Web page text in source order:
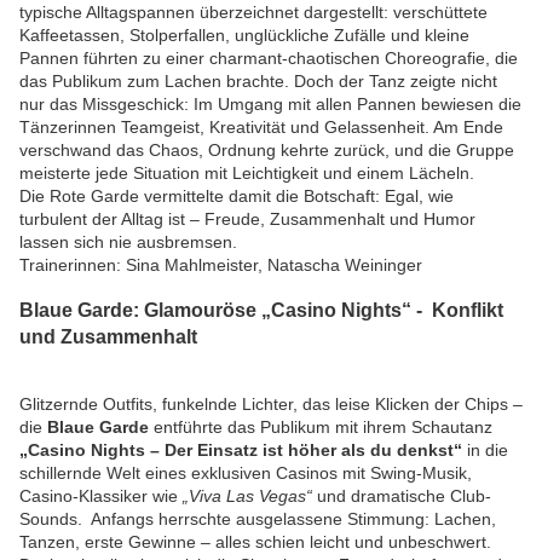
typische Alltagspannen überzeichnet dargestellt: verschüttete
Kaffeetassen, Stolperfallen, unglückliche Zufälle und kleine
Pannen führten zu einer charmant-chaotischen Choreografie, die
das Publikum zum Lachen brachte. Doch der Tanz zeigte nicht
nur das Missgeschick: Im Umgang mit allen Pannen bewiesen die
Tänzerinnen Teamgeist, Kreativität und Gelassenheit. Am Ende
verschwand das Chaos, Ordnung kehrte zurück, und die Gruppe
meisterte jede Situation mit Leichtigkeit und einem Lächeln.
Die Rote Garde vermittelte damit die Botschaft: Egal, wie
turbulent der Alltag ist – Freude, Zusammenhalt und Humor
lassen sich nie ausbremsen.
Trainerinnen: Sina Mahlmeister, Natascha Weininger
Blaue Garde: Glamouröse „Casino Nights“ - Konflikt
und Zusammenhalt
Glitzernde Outfits, funkelnde Lichter, das leise Klicken der Chips –
die Blaue Garde entführte das Publikum mit ihrem Schautanz
„Casino Nights – Der Einsatz ist höher als du denkst“ in die
schillernde Welt eines exklusiven Casinos mit Swing-Musik,
Casino-Klassiker wie „Viva Las Vegas“ und dramatische Club-
Sounds. Anfangs herrschte ausgelassene Stimmung: Lachen,
Tanzen, erste Gewinne – alles schien leicht und unbeschwert.